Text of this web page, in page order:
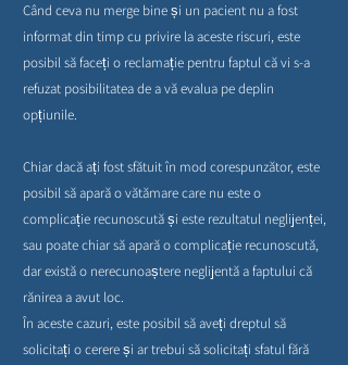
Când ceva nu merge bine și un pacient nu a fost
informat din timp cu privire la aceste riscuri, este
posibil să faceți o reclamație pentru faptul că vi s-a
refuzat posibilitatea de a vă evalua pe deplin
opțiunile.
Chiar dacă ați fost sfătuit în mod corespunzător, este
posibil să apară o vătămare care nu este o
complicație recunoscută și este rezultatul neglijenței,
sau poate chiar să apară o complicație recunoscută,
dar există o nerecunoaștere neglijentă a faptului că
rănirea a avut loc.
În aceste cazuri, este posibil să aveți dreptul să
solicitați o cerere și ar trebui să solicitați sfatul fără